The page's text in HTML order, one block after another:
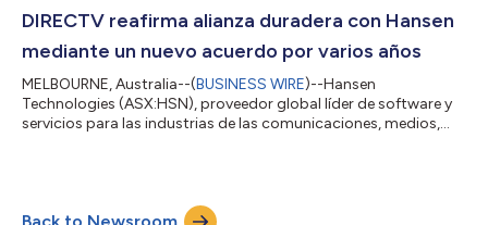
colaborativa que involucra a más de 3700 integrantes del
DIRECTV reafirma alianza duradera con Hansen
mediante un nuevo acuerdo por varios años
MELBOURNE, Australia--(BUSINESS WIRE)--Hansen
Technologies (ASX:HSN), proveedor global líder de software y
servicios para las industrias de las comunicaciones, medios,
Latinoamérica, ha firmado un acuerdo de prórroga de varios
años con Hansen. Este contrato nuevo hará que la empresa